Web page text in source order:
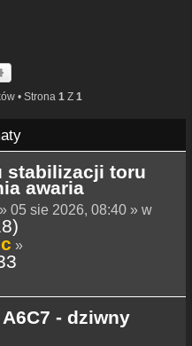
• Strona 1 Z 1
stabilizacji toru
awaria
» 05 sie 2026, 08:40 » w
»
- dziwny